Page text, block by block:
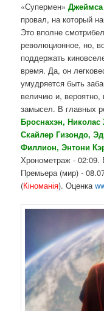
«Супермен»Джеймса
провал, на который
Это вполне
революционное, но,
поддержать
время. Да, он
умудряется быть
величию и, вероятно,
замысел. В главных
Броснахэн,
Скайлер Гизондо,
Филлион, Энтони
Хронометраж - 02:09.
Премьера (мир) -
(Кіноманія). Оценка